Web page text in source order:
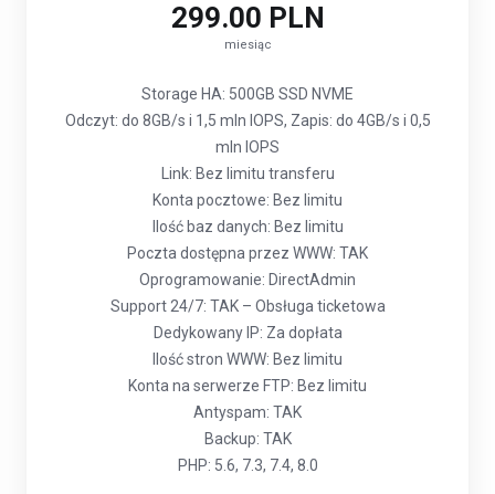
299.00 PLN
miesiąc
Storage HA: 500GB SSD NVME
Odczyt: do 8GB/s i 1,5 mln IOPS, Zapis: do 4GB/s i 0,5
mln IOPS
Link: Bez limitu transferu
Konta pocztowe: Bez limitu
Ilość baz danych: Bez limitu
Poczta dostępna przez WWW: TAK
Oprogramowanie: DirectAdmin
Support 24/7: TAK – Obsługa ticketowa
Dedykowany IP: Za dopłata
Ilość stron WWW: Bez limitu
Konta na serwerze FTP: Bez limitu
Antyspam: TAK
Backup: TAK
PHP: 5.6, 7.3, 7.4, 8.0